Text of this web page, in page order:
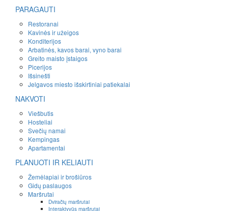
PARAGAUTI
Restoranai
Kavinės ir užeigos
Konditerijos
Arbatinės, kavos barai, vyno barai
Greito maisto įstaigos
Picerijos
Išsinešti
Jelgavos miesto išskirtiniai patiekalai
NAKVOTI
Viešbutis
Hosteliai
Svečių namai
Kempingas
Apartamentai
PLANUOTI IR KELIAUTI
Žemėlapiai ir brošiūros
Gidų paslaugos
Maršrutai
Dviračių maršrutai
Interaktyvūs maršrutai